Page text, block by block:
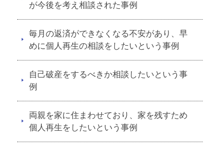
が今後を考え相談された事例
毎月の返済ができなくなる不安があり、早
めに個人再生の相談をしたいという事例
自己破産をするべきか相談したいという事
例
両親を家に住まわせており、家を残すため
個人再生をしたいという事例